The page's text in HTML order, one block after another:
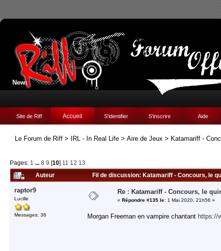
News:
Site de Riff Accueil S'identifier S'inscrire Aide
Le Forum de Riff > IRL - In Real Life > Aire de Jeux > Katamariff -
Pages: 1 ... 8 9 [10] 11 12 13
Auteur
Fil de discussion: Katamariff - Concours, le
raptor9
Lucille
Messages: 36
Re : Katamariff - Concours, le
« Répondre #135 le: 1 Mai 2020, 21h56 »
Morgan Freeman en vampire chantant https://